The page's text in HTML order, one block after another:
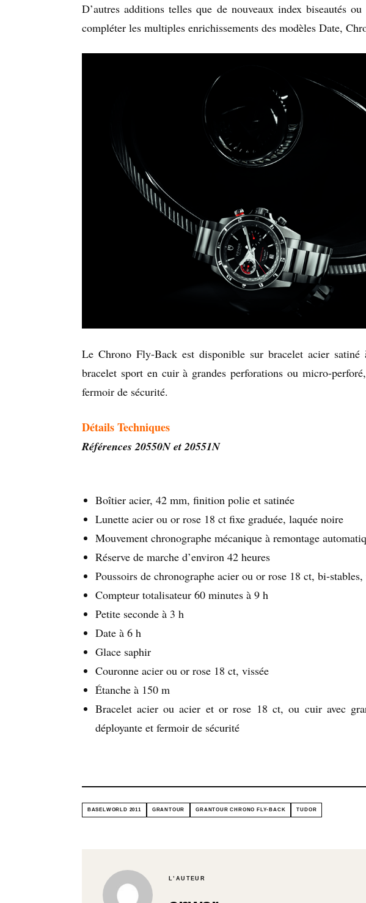
D’autres additions telles que de nouveaux index biseautés
compléter les multiples enrichissements des modèles Date,
Le Chrono Fly-Back est disponible sur bracelet acier
bracelet sport en cuir à grandes perforations ou micro-
fermoir de sécurité.
Détails Techniques
Références 20550N et 20551N
Boîtier acier, 42 mm, finition polie et satinée
Lunette acier ou or rose 18 ct fixe graduée, laquée noire
Mouvement chronographe mécanique à remontage
Réserve de marche d’environ 42 heures
Poussoirs de chronographe acier ou or rose 18 ct, bi-
Compteur totalisateur 60 minutes à 9 h
Petite seconde à 3 h
Date à 6 h
Glace saphir
Couronne acier ou or rose 18 ct, vissée
Étanche à 150 m
Bracelet acier ou acier et or rose 18 ct, ou cuir avec
déployante et fermoir de sécurité
BASELWORLD 2011 GRANTOUR GRANTOUR CHRONO FLY-BACK TUDOR
L’AUTEUR